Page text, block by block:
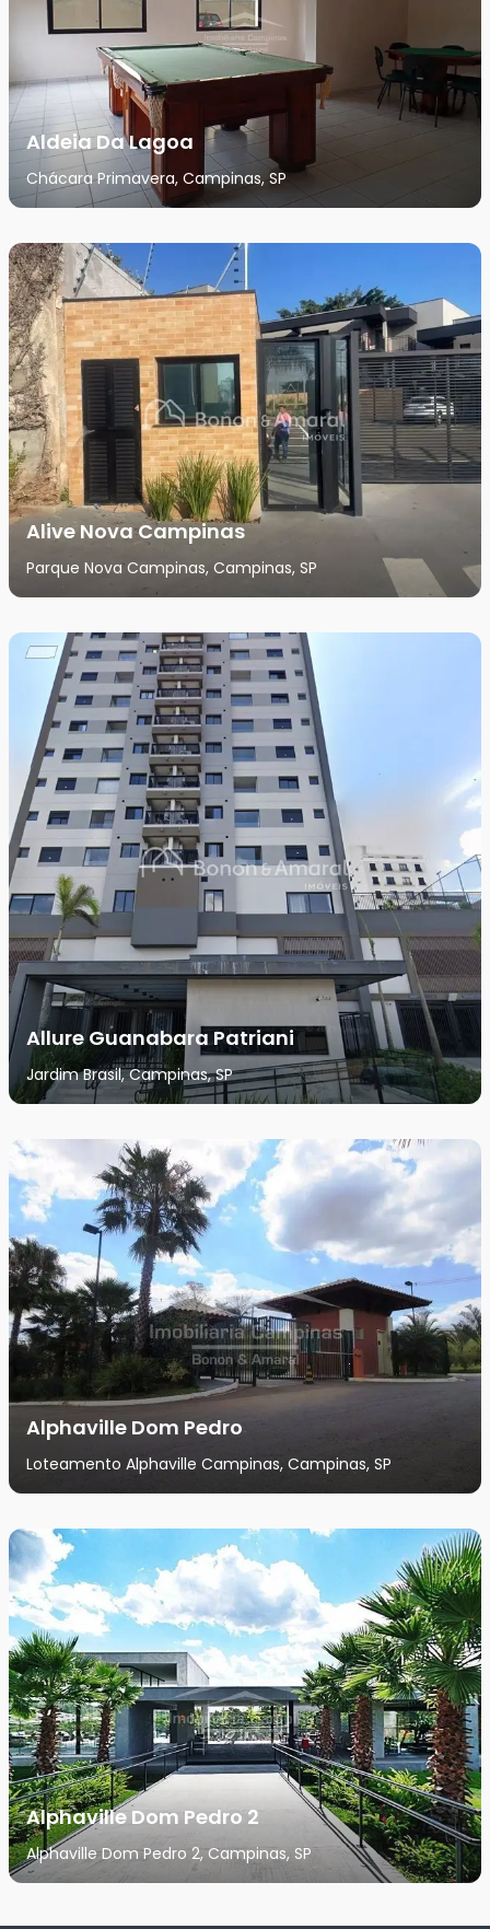
Aldeia Da Lagoa
Chácara Primavera, Campinas, SP
Alive Nova Campinas
Parque Nova Campinas, Campinas, SP
Allure Guanabara Patriani
Jardim Brasil, Campinas, SP
Alphaville Dom Pedro
Loteamento Alphaville Campinas, Campinas, SP
Alphaville Dom Pedro 2
Alphaville Dom Pedro 2, Campinas, SP